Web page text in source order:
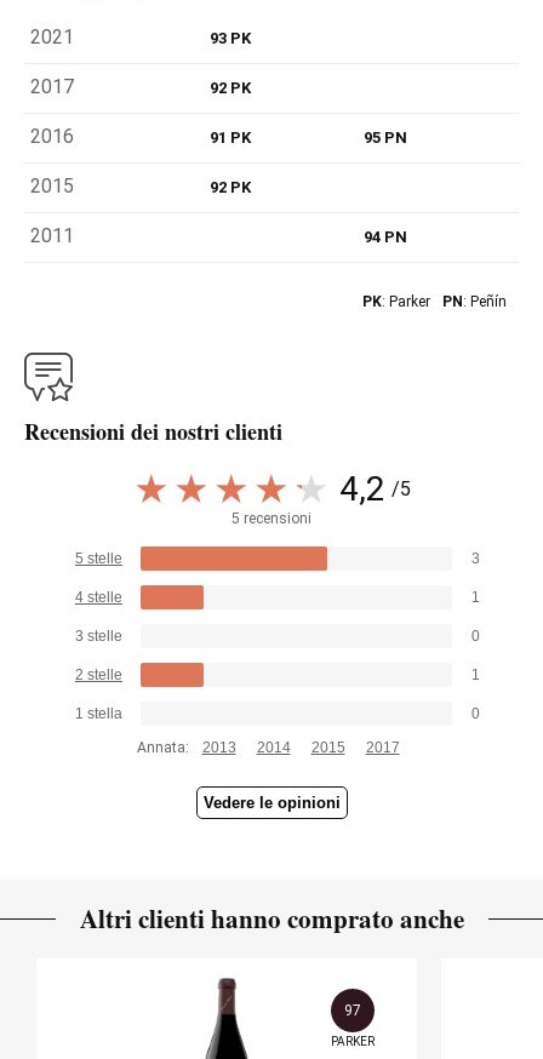
2021 93 PK
2017 92 PK
2016 91 PK 95 PN
2015 92 PK
2011 94 PN
PK: Parker PN: Peñín
Recensioni dei nostri clienti
4,2 /5
5 recensioni
5 stelle 3
4 stelle 1
3 stelle 0
2 stelle 1
1 stella
0
Annata:
2013 2014 2015 2017
Vedere le opinioni
Altri clienti hanno comprato anche
97
PARKER